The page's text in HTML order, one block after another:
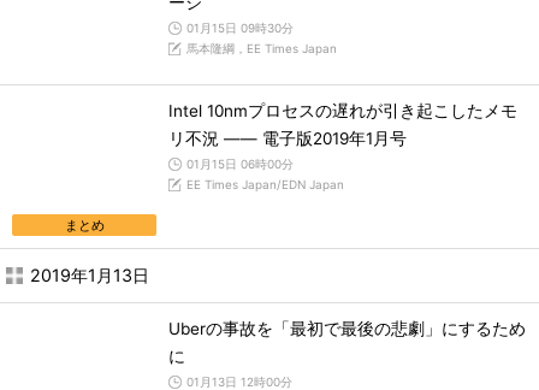
01月15日 09時30分
馬本隆綱，EE Times Japan
まとめ
Intel 10nmプロセスの遅れが引き起こしたメモ
リ不況 ―― 電子版2019年1月号
01月15日 06時00分
EE Times Japan/EDN Japan
2019年1月13日
Uberの事故を「最初で最後の悲劇」にするため
に
01月13日 12時00分